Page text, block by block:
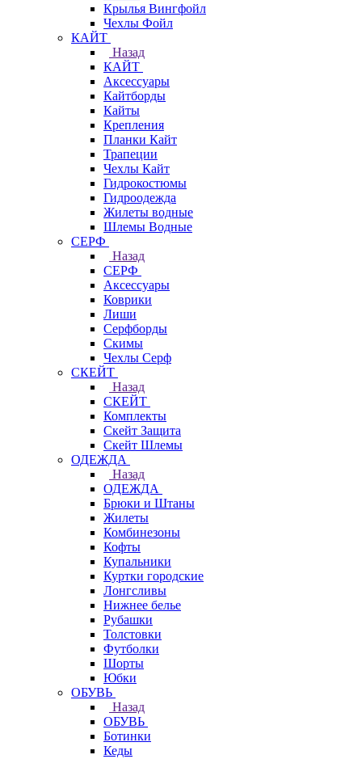
Крылья Вингфойл
Чехлы Фойл
КАЙТ
Назад
КАЙТ
Аксессуары
Кайтборды
Кайты
Крепления
Планки Кайт
Трапеции
Чехлы Кайт
Гидрокостюмы
Гидроодежда
Жилеты водные
Шлемы Водные
СЕРФ
Назад
СЕРФ
Аксессуары
Коврики
Лиши
Серфборды
Скимы
Чехлы Cерф
СКЕЙТ
Назад
СКЕЙТ
Комплекты
Скейт Защита
Скейт Шлемы
ОДЕЖДА
Назад
ОДЕЖДА
Брюки и Штаны
Жилеты
Комбинезоны
Кофты
Купальники
Куртки городские
Лонгсливы
Нижнее белье
Рубашки
Толстовки
Футболки
Шорты
Юбки
ОБУВЬ
Назад
ОБУВЬ
Ботинки
Кеды